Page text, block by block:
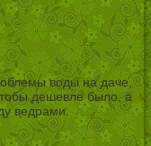
воды на даче,
дешевле было, а
ведрами.